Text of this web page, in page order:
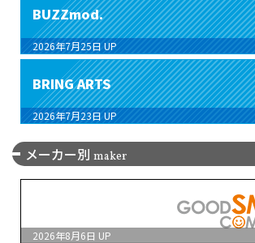
BUZZmod.
2026年7月25日 UP
BRING ARTS
2026年7月23日 UP
メーカー別 maker
2026年8月6日 UP